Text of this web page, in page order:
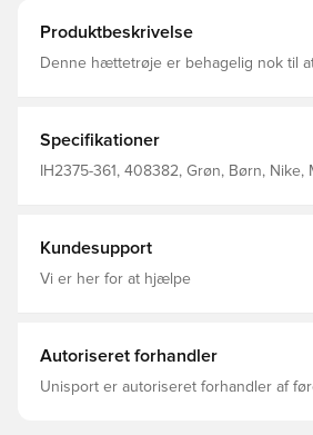
Produktbeskrivelse
Denne hættetrøje er behagelig nok til
bomuld 20% polyester
Specifikationer
IH2375-361, 408382, Grøn, Børn, Nike,
Kundesupport
Vi er her for at hjælpe
Autoriseret forhandler
Unisport er autoriseret forhandler af